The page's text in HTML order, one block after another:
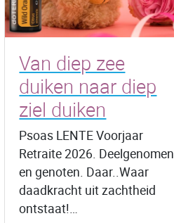
Van diep zee
duiken naar diep
ziel duiken
Psoas LENTE Voorjaar
Retraite 2026. Deelgenomen
en genoten. Daar..Waar
daadkracht uit zachtheid
ontstaat!…